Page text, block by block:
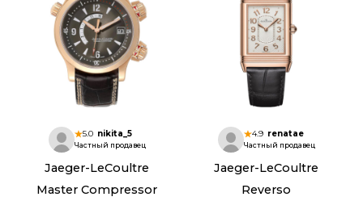
5.0 nikita_5
Частный продавец
Jaeger-LeCoultre
Master Compressor
4.9 renatae
Частный продавец
Jaeger-LeCoultre
Reverso